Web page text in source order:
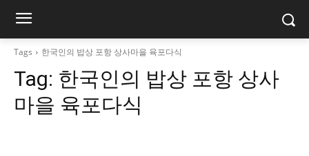
Tags 한국인의 밥상 포항 상사마을 육포다식
Tag: 한국인의 밥상 포항 상사
마을 육포다식